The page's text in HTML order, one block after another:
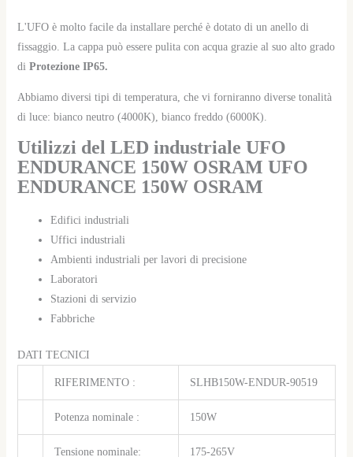
L'UFO è molto facile da installare perché è dotato di un anello di
fissaggio. La cappa può essere pulita con acqua grazie al suo alto grado
di Protezione IP65.
Abbiamo diversi tipi di temperatura, che vi forniranno diverse tonalità
di luce: bianco neutro (4000K), bianco freddo (6000K).
Utilizzi del LED industriale UFO
ENDURANCE 150W OSRAM UFO
ENDURANCE 150W OSRAM
Edifici industriali
Uffici industriali
Ambienti industriali per lavori di precisione
Laboratori
Stazioni di servizio
Fabbriche
DATI TECNICI
RIFERIMENTO : SLHB150W-ENDUR-90519
Potenza nominale : 150W
Tensione nominale: 175-265V